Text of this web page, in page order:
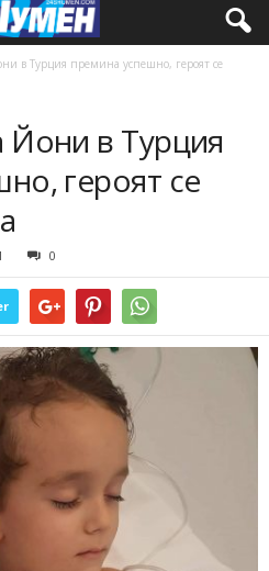
в Турция премина успешно, героят се
Йони в Турция
героят се
0